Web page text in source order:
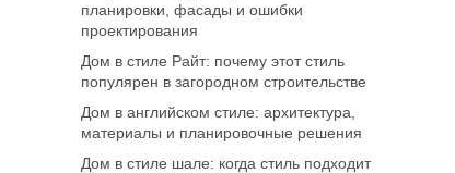
планировки, фасады и ошибки
проектирования
Дом в стиле Райт: почему этот стиль
популярен в загородном строительстве
Дом в английском стиле: архитектура,
материалы и планировочные решения
Дом в стиле шале: когда стиль подходит